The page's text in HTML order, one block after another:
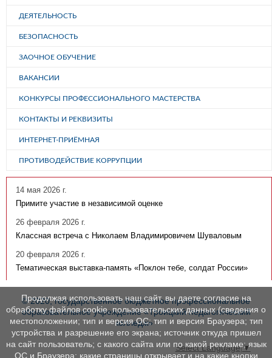
ДЕЯТЕЛЬНОСТЬ
БЕЗОПАСНОСТЬ
ЗАОЧНОЕ ОБУЧЕНИЕ
ВАКАНСИИ
КОНКУРСЫ ПРОФЕССИОНАЛЬНОГО МАСТЕРСТВА
КОНТАКТЫ И РЕКВИЗИТЫ
ИНТЕРНЕТ-ПРИЁМНАЯ
ПРОТИВОДЕЙСТВИЕ КОРРУПЦИИ
14 мая 2026 г.
Примите участие в независимой оценке
26 февраля 2026 г.
Классная встреча с Николаем Владимировичем Шуваловым
20 февраля 2026 г.
Тематическая выставка-память «Поклон тебе, солдат России»
© 2020, государственное бюджетное профессиональное
образовательное учреждение «Троицкий педагогический
колледж»
Select Language▼
Продолжая использовать наш сайт, вы даете согласие на
обработку файлов cookie, пользовательских данных (сведения о
местоположении; тип и версия ОС; тип и версия Браузера; тип
устройства и разрешение его экрана; источник откуда пришел
на сайт пользователь; с какого сайта или по какой рекламе; язык
ОС и Браузера; какие страницы открывает и на какие кнопки